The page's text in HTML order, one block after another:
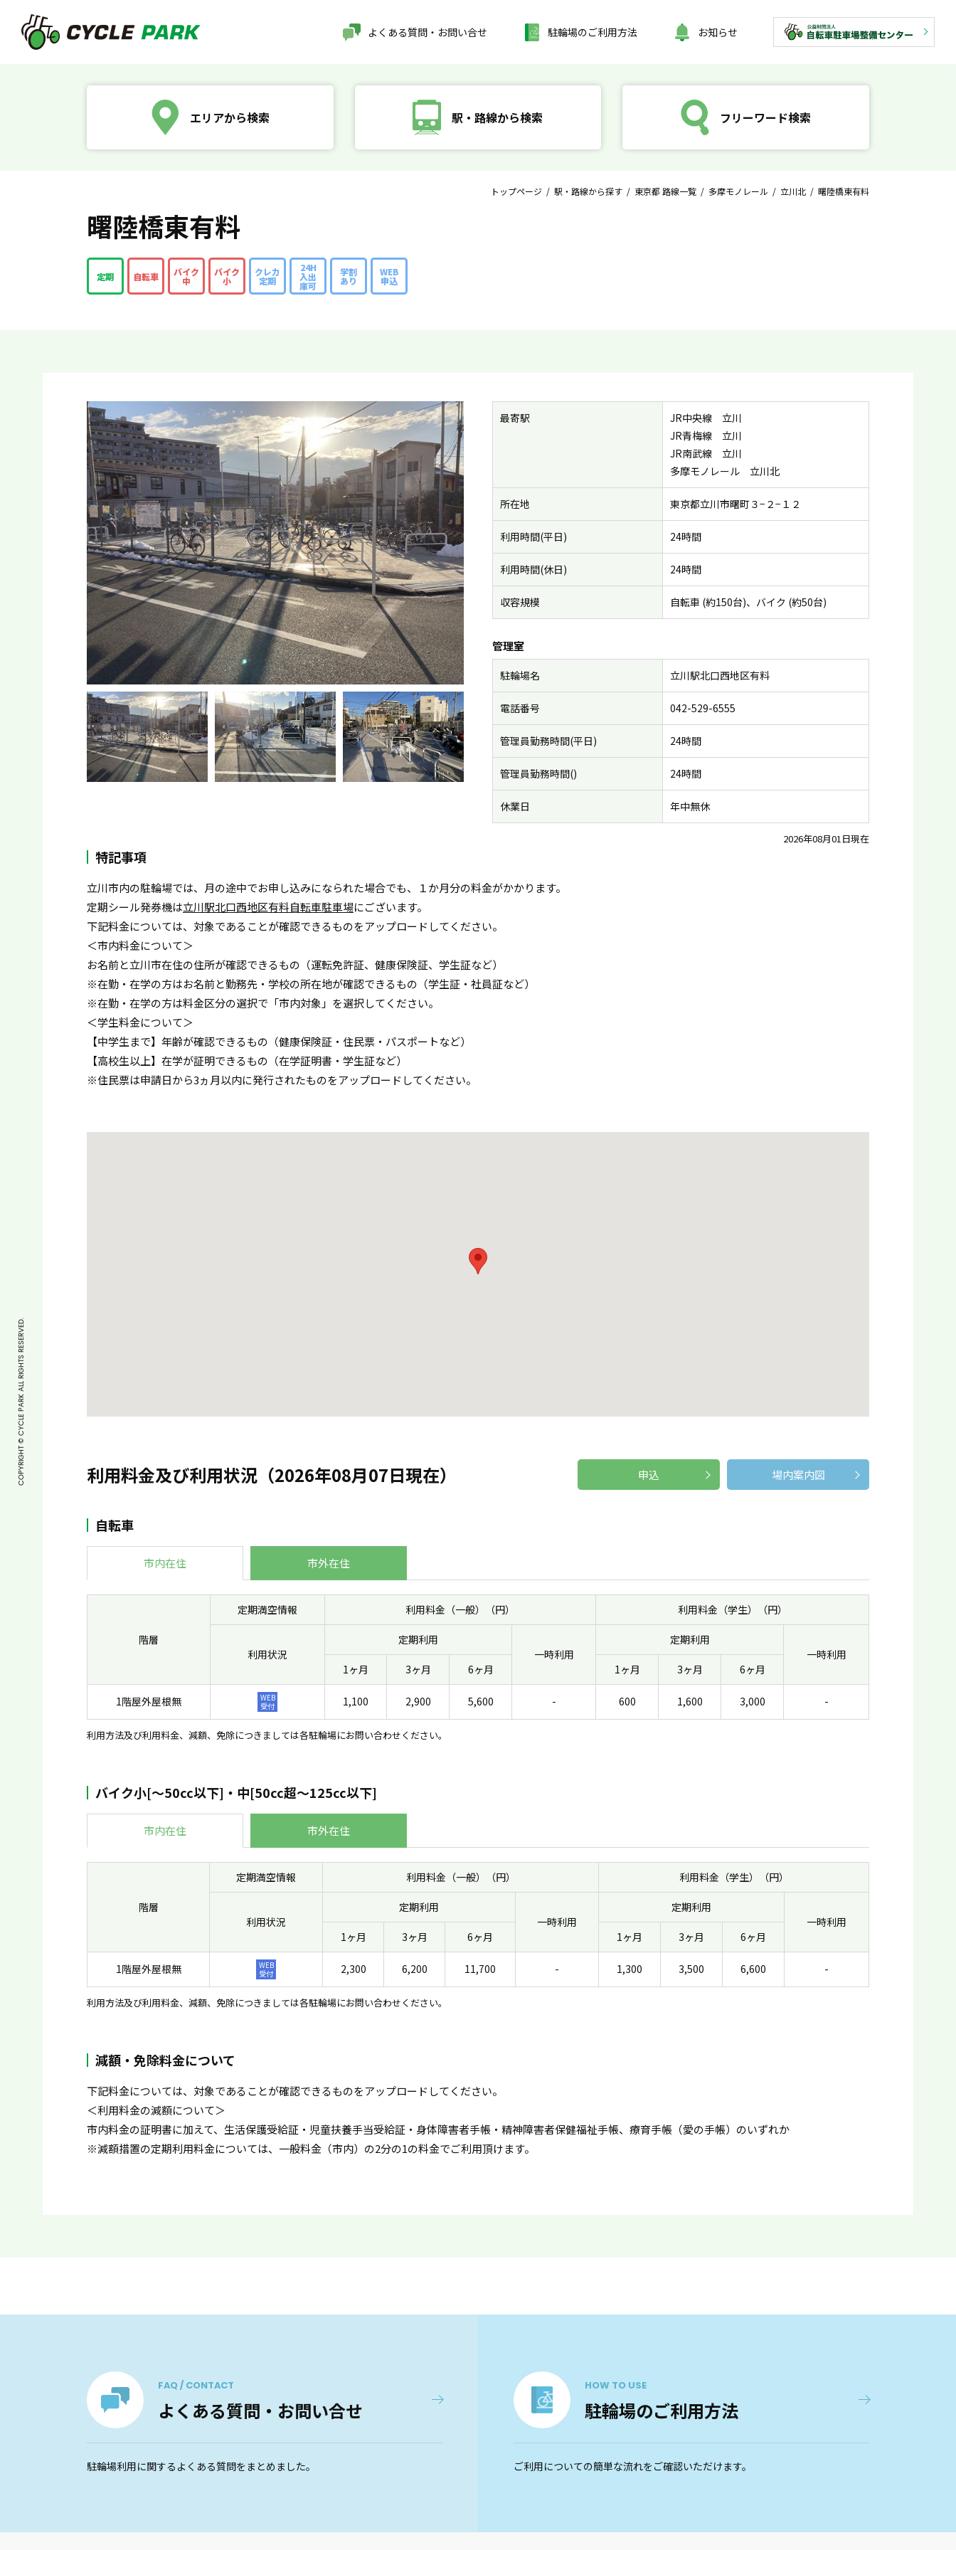
よくある質問・お問い合せ 駐輪場のご利用方法 お知らせ
エリアから検索 駅・路線から検索 フリーワード検索
トップページ / 駅・路線から探す / 東京都 路線一覧 / 多摩モノレール / 立川北 / 曙陸橋東有料
曙陸橋東有料
定期 自転車 バイク
中
バイク
小
クレカ
定期
24H
入出
庫可
学割
あり
WEB
申込
最寄駅
JR中央線 立川
JR青梅線 立川
JR南武線 立川
多摩モノレール 立川北
所在地 東京都立川市曙町３−２−１２
利用時間(平日) 24時間
利用時間(休日) 24時間
収容規模 自転車 (約150台)、バイク (約50台)
管理室
駐輪場名 立川駅北口西地区有料
電話番号 042-529-6555
管理員勤務時間(平日) 24時間
管理員勤務時間() 24時間
休業日 年中無休
2026年08月01日現在
特記事項
立川市内の駐輪場では、月の途中でお申し込みになられた場合でも、１か月分の料金がかかります。
定期シール発券機は立川駅北口西地区有料自転車駐車場にございます。
下記料金については、対象であることが確認できるものをアップロードしてください。
＜市内料金について＞
お名前と立川市在住の住所が確認できるもの（運転免許証、健康保険証、学生証など）
※在勤・在学の方はお名前と勤務先・学校の所在地が確認できるもの（学生証・社員証など）
※在勤・在学の方は料金区分の選択で「市内対象」を選択してください。
＜学生料金について＞
【中学生まで】年齢が確認できるもの（健康保険証・住民票・パスポートなど）
【高校生以上】在学が証明できるもの（在学証明書・学生証など）
※住民票は申請日から3ヵ月以内に発行されたものをアップロードしてください。
利用料金及び利用状況（2026年08月07日現在） 申込 場内案内図
自転車
市内在住 市外在住
階層
定期満空情報 利用料金（一般）（円） 利用料金（学生）（円）
利用状況
定期利用
一時利用
定期利用
一時利用
1ヶ月
3ヶ月 6ヶ月 1ヶ月 3ヶ月 6ヶ月
1階屋外屋根無
WEB
受付
1,100 2,900 5,600 - 600 1,600 3,000 -
利用方法及び利用料金、減額、免除につきましては各駐輪場にお問い合わせください。
バイク小[〜50cc以下]・中[50cc超〜125cc以下]
市内在住 市外在住
階層
定期満空情報 利用料金（一般）（円） 利用料金（学生）（円）
利用状況
定期利用
一時利用
定期利用
一時利用
1ヶ月
3ヶ月 6ヶ月 1ヶ月 3ヶ月 6ヶ月
1階屋外屋根無
WEB
受付
2,300 6,200 11,700 - 1,300 3,500 6,600 -
利用方法及び利用料金、減額、免除につきましては各駐輪場にお問い合わせください。
減額・免除料金について
下記料金については、対象であることが確認できるものをアップロードしてください。
＜利用料金の減額について＞
市内料金の証明書に加えて、生活保護受給証・児童扶養手当受給証・身体障害者手帳・精神障害者保健福祉手帳、療育手帳（愛の手帳）のいずれか
※減額措置の定期利用料金については、一般料金（市内）の2分の1の料金でご利用頂けます。
FAQ / CONTACT
よくある質問・お問い合せ
駐輪場利用に関するよくある質問をまとめました。
HOW TO USE
駐輪場のご利用方法
ご利用についての簡単な流れをご確認いただけます。
COPYRIGHT © CYCLE PARK ALL RIGHTS RESERVED.